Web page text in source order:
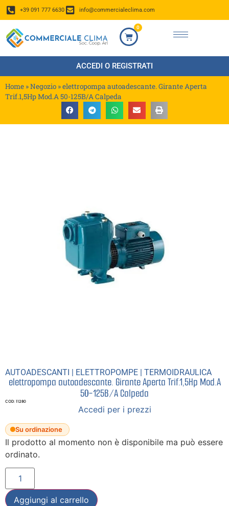
+39 091 777 6630 info@commercialeclima.com
0
ACCEDI O REGISTRATI
Home »Negozio »elettropompa autoadescante. Girante Aperta
Trif.1,5Hp Mod.A 50-125B/A Calpeda
AUTOADESCANTI | ELETTROPOMPE | TERMOIDRAULICA
elettropompa autoadescante. Girante Aperta Trif.1,5Hp Mod.A
50-125B/A Calpeda
COD: 11280
Accedi per i prezzi
Su ordinazione
Il prodotto al momento non è disponibile ma può essere
ordinato.
Aggiungi al carrello